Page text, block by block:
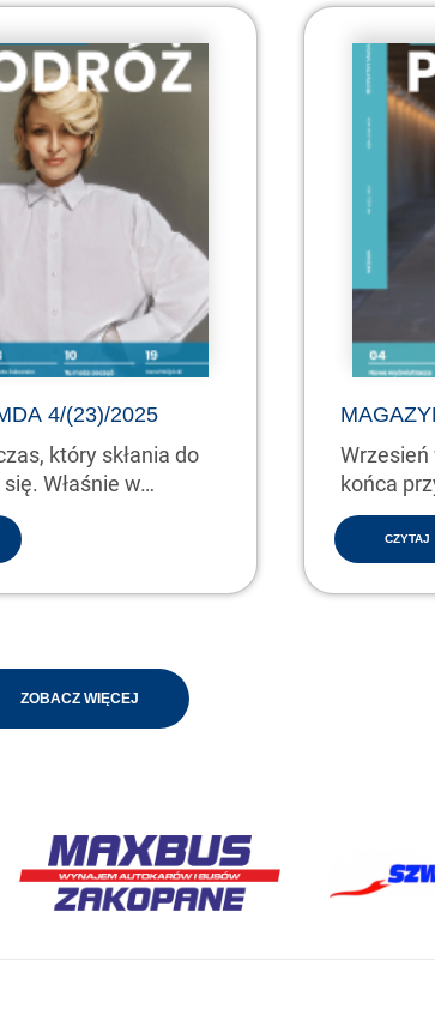
4/(23)/2025
który skłania do
Właśnie w…
końca
CZYTAJ
ZOBACZ WIĘCEJ